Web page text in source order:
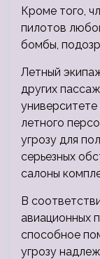
Кроме того,
пилотов
бомбы,
Летный
других
летного
угрозу для
серьезных
салоны
В
авиационных
способное
угрозу